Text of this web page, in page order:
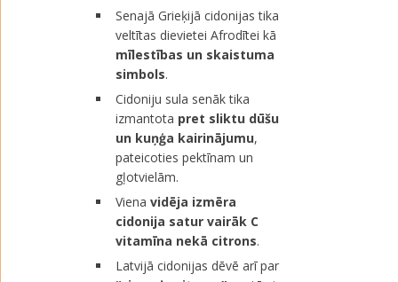
Senajā Grieķijā cidonijas tika
veltītas dievietei Afrodītei kā
mīlestības un skaistuma
simbols.
Cidoniju sula senāk tika
izmantota pret sliktu dūšu
un kuņģa kairinājumu,
pateicoties pektīnam un
gļotvielām.
Viena vidēja izmēra
cidonija satur vairāk C
vitamīna nekā citrons.
Latvijā cidonijas dēvē arī par